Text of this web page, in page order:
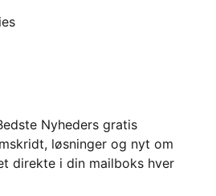
Nyheders gratis
løsninger og nyt om
direkte i din mailboks hver